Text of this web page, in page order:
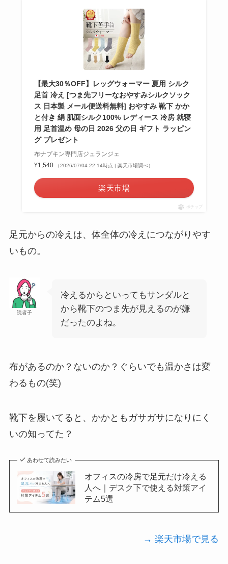
【最大30％OFF】レッグウォーマー 夏用 シルク
足首 冷え [つま先フリーなおやすみシルクソック
ス 日本製 メール便送料無料] おやすみ 靴下 かか
と付き 絹 肌面シルク100% レディース 冷房 就寝
用 足首温め 母の日 2026 父の日 ギフト ラッピン
グ プレゼント
布ナプキン専門店ジュランジェ
¥1,540
（2026/07/04 22:14時点 | 楽天市場調べ）
楽天市場
ポチップ
足元からの冷えは、体全体の冷えにつながりやす
いもの。
読者子
冷えるからといってもサンダルと
から靴下のつま先が見えるのが嫌
だったのよね。
布があるのか？ないのか？ぐらいでも温かさは変
わるもの(笑)
靴下を履いてると、かかともガサガサになりにく
いの知ってた？
あわせて読みたい
オフィスの冷房で足元だけ冷える
人へ｜デスク下で使える対策アイ
テム5選
→ 楽天市場で見る